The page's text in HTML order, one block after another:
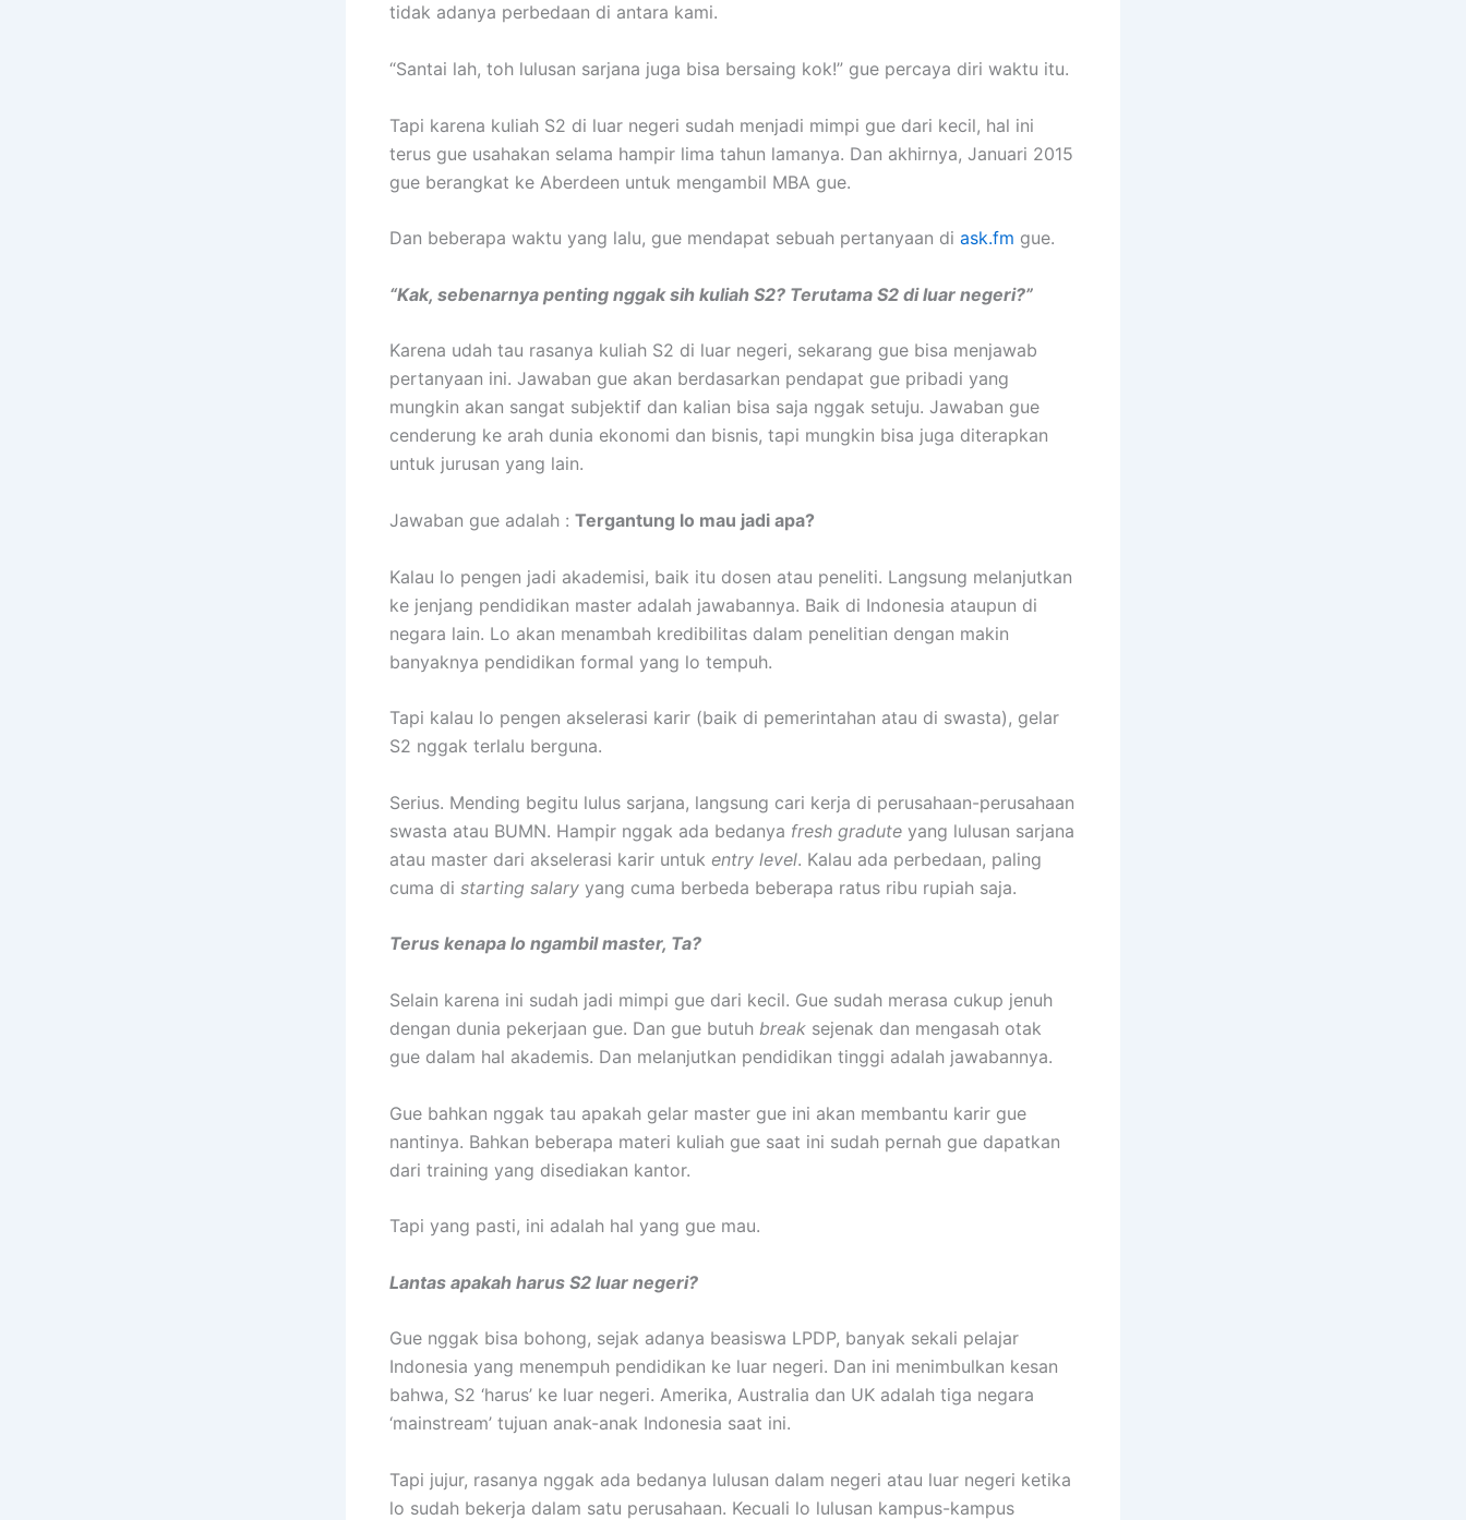
tidak adanya perbedaan di antara kami.
“Santai lah, toh lulusan sarjana juga bisa bersaing kok!” gue percaya diri waktu itu.
Tapi karena kuliah S2 di luar negeri sudah menjadi mimpi gue dari kecil, hal ini
terus gue usahakan selama hampir lima tahun lamanya. Dan akhirnya, Januari 2015
gue berangkat ke Aberdeen untuk mengambil MBA gue.
Dan beberapa waktu yang lalu, gue mendapat sebuah pertanyaan di ask.fm gue.
“Kak, sebenarnya penting nggak sih kuliah S2? Terutama S2 di luar negeri?”
Karena udah tau rasanya kuliah S2 di luar negeri, sekarang gue bisa menjawab
pertanyaan ini. Jawaban gue akan berdasarkan pendapat gue pribadi yang
mungkin akan sangat subjektif dan kalian bisa saja nggak setuju. Jawaban gue
cenderung ke arah dunia ekonomi dan bisnis, tapi mungkin bisa juga diterapkan
untuk jurusan yang lain.
Jawaban gue adalah : Tergantung lo mau jadi apa?
Kalau lo pengen jadi akademisi, baik itu dosen atau peneliti. Langsung melanjutkan
ke jenjang pendidikan master adalah jawabannya. Baik di Indonesia ataupun di
negara lain. Lo akan menambah kredibilitas dalam penelitian dengan makin
banyaknya pendidikan formal yang lo tempuh.
Tapi kalau lo pengen akselerasi karir (baik di pemerintahan atau di swasta), gelar
S2 nggak terlalu berguna.
Serius. Mending begitu lulus sarjana, langsung cari kerja di perusahaan-perusahaan
swasta atau BUMN. Hampir nggak ada bedanya fresh gradute yang lulusan sarjana
atau master dari akselerasi karir untuk entry level. Kalau ada perbedaan, paling
cuma di starting salary yang cuma berbeda beberapa ratus ribu rupiah saja.
Terus kenapa lo ngambil master, Ta?
Selain karena ini sudah jadi mimpi gue dari kecil. Gue sudah merasa cukup jenuh
dengan dunia pekerjaan gue. Dan gue butuh break sejenak dan mengasah otak
gue dalam hal akademis. Dan melanjutkan pendidikan tinggi adalah jawabannya.
Gue bahkan nggak tau apakah gelar master gue ini akan membantu karir gue
nantinya. Bahkan beberapa materi kuliah gue saat ini sudah pernah gue dapatkan
dari training yang disediakan kantor.
Tapi yang pasti, ini adalah hal yang gue mau.
Lantas apakah harus S2 luar negeri?
Gue nggak bisa bohong, sejak adanya beasiswa LPDP, banyak sekali pelajar
Indonesia yang menempuh pendidikan ke luar negeri. Dan ini menimbulkan kesan
bahwa, S2 ‘harus’ ke luar negeri. Amerika, Australia dan UK adalah tiga negara
‘mainstream’ tujuan anak-anak Indonesia saat ini.
Tapi jujur, rasanya nggak ada bedanya lulusan dalam negeri atau luar negeri ketika
lo sudah bekerja dalam satu perusahaan. Kecuali lo lulusan kampus-kampus